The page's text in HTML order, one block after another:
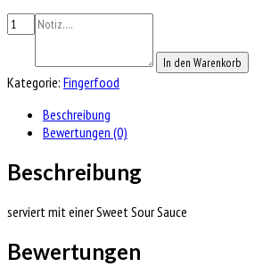
In den Warenkorb
Kategorie: Fingerfood
Beschreibung
Bewertungen (0)
Beschreibung
serviert mit einer Sweet Sour Sauce
Bewertungen